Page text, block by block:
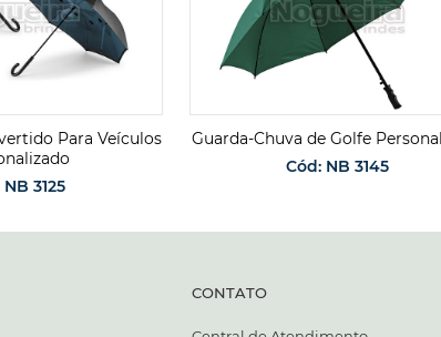
Para Veículos
3125
Guarda-Chuva de Golfe
Cód: NB 3145
SOLICITAR ORÇAMENTO
CONTATO